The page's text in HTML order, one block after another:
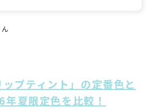
ップティント」の定番色と
年夏限定色を比較！